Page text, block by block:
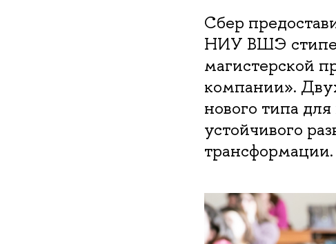
Сбер
НИУ ВШЭ
магистерской
компании».
нового типа
устойчивого
трансформации.